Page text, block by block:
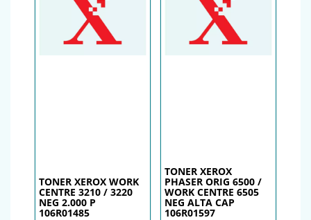
TONER XEROX WORK
CENTRE 3210 / 3220
NEG 2.000 P
106R01485
TONER XEROX
PHASER ORIG 6500 /
WORK CENTRE 6505
NEG ALTA CAP
106R01597